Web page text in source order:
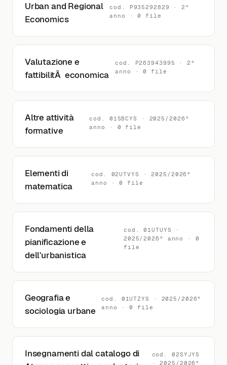
Urban and Regional
Economics
cod. P935292829 · 2°
anno · 0 file
Valutazione e
fattibilitÃ economica
cod. P263943995 · 2°
anno · 0 file
Altre attività
formative
cod. 01SBCYS · 2025/2026°
anno · 0 file
Elementi di
matematica
cod. 02UTVYS · 2025/2026°
anno · 0 file
Fondamenti della
pianificazione e
dell'urbanistica
cod. 01UTUYS ·
2025/2026° anno · 0
file
Geografia e
sociologia urbane
cod. 01UTZYS · 2025/2026°
anno · 0 file
Insegnamenti dal catalogo di
cod. 02SYJYS
· 2025/2026°